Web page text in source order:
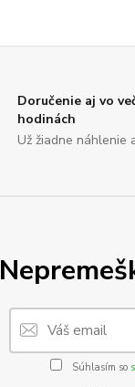
Doručenie aj vo
hodinách
Už žiadne náhlenie
Súhlasím so